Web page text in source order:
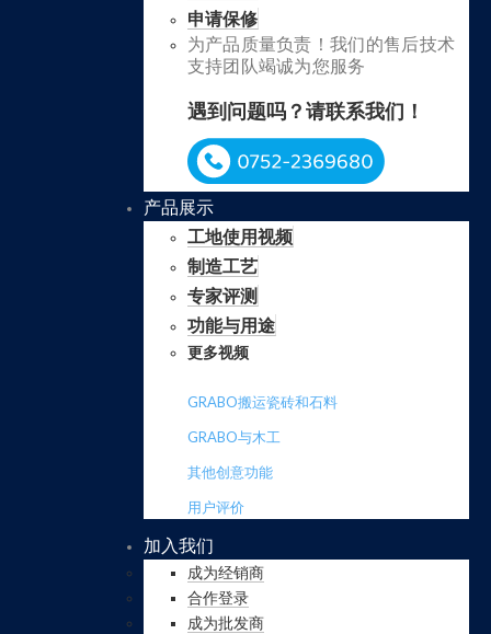
申请保修
为产品质量负责！我们的售后技术
支持团队竭诚为您服务
遇到问题吗？请联系我们！
产品展示
工地使用视频
制造工艺
专家评测
功能与用途
更多视频
GRABO搬运瓷砖和石料
GRABO与木工
其他创意功能
用户评价
加入我们
成为经销商
合作登录
成为批发商